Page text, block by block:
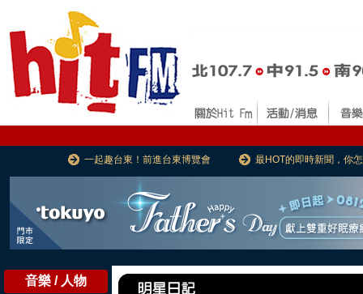
一起趣台東！前進台東博覽會 最HOT的即時新聞，你
音樂 / 人物